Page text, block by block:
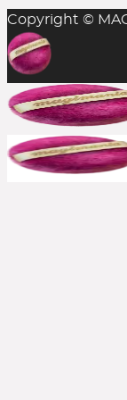
In der Regel
Rabattcodes
aber man
Kombination
Zugabe(n)
anderen
Bereits
Copyright ©